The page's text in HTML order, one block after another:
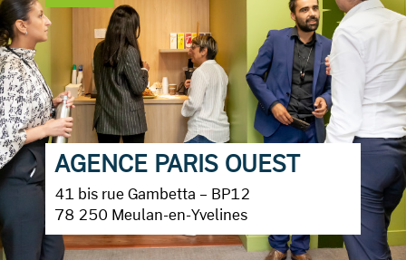
AGENCE PARIS OUEST
41 bis rue Gambetta – BP12
78 250 Meulan-en-Yvelines